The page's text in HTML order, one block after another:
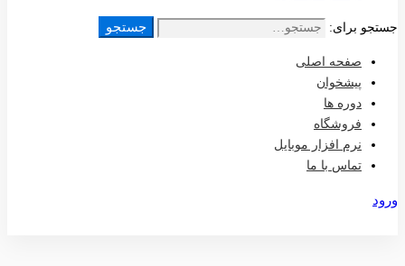
جستجو برای: جستجو
صفحه اصلی
پیشخوان
دوره ها
فروشگاه
نرم افزار موبایل
تماس با ما
ورود